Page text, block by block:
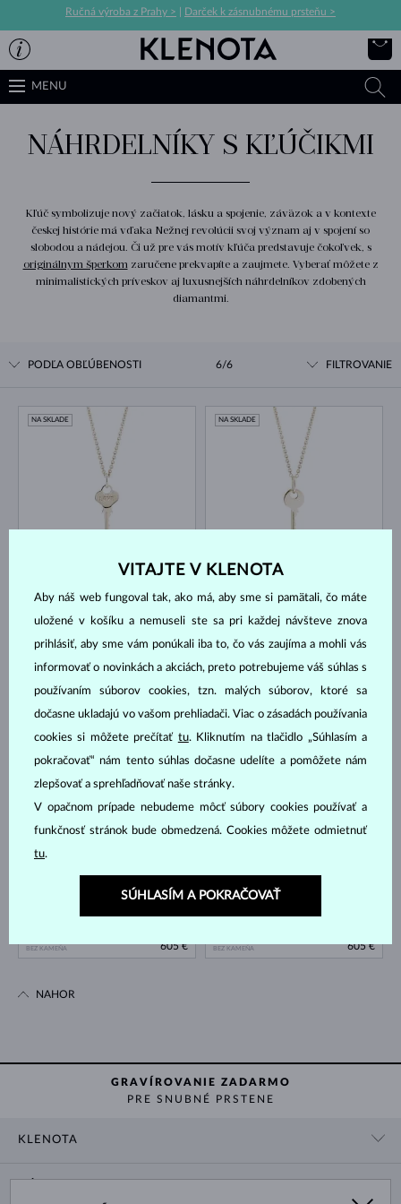
Ručná výroba z Prahy > Darček k zásnubnému prsteňu >
MENU
NÁHRDELNÍKY S KĽÚČIKMI
Kľúč symbolizuje nový začiatok, lásku a spojenie, záväzok a v kontexte
českej histórie má vďaka Nežnej revolúcii svoj význam aj v spojení so
slobodou a nádejou. Či už pre vás motív kľúča predstavuje čokoľvek, s
originálnym šperkomzaručene prekvapíte a zaujmete. Vyberať môžete z
minimalistických príveskov aj luxusnejších náhrdelníkov zdobených
diamantmi.
PODĽA OBĽÚBENOSTI 6/6 FILTROVANIE
NA SKLADE
735 €
ŽLTÉ ZLATO
BEZ KAMEŇA
NA SKLADE
BEZ KAMEŇA
735 €
BEZ KAMEŇA
735 €
BEZ KAMEŇA
605 €
BEZ KAMEŇA
605 €
NAHOR
GRAVÍROVANIE ZADARMO
PRE SNUBNÉ PRSTENE
KLENOTA
VITAJTE V KLENOTA
Aby náš web fungoval tak, ako má, aby sme si pamätali, čo máte
uložené v košíku a nemuseli ste sa pri každej návšteve znova
prihlásiť, aby sme vám ponúkali iba to, čo vás zaujíma a mohli vás
informovať o novinkách a akciách, preto potrebujeme váš súhlas s
používaním súborov cookies, tzn. malých súborov, ktoré sa
dočasne ukladajú vo vašom prehliadači. Viac o zásadách používania
cookies si môžete prečítať tu. Kliknutím na tlačidlo „Súhlasím a
pokračovať“ nám tento súhlas dočasne udelíte a pomôžete nám
zlepšovať a sprehľadňovať naše stránky.
V opačnom prípade nebudeme môcť súbory cookies používať a
funkčnosť stránok bude obmedzená. Cookies môžete odmietnuť
tu.
SÚHLASÍM A POKRAČOVAŤ